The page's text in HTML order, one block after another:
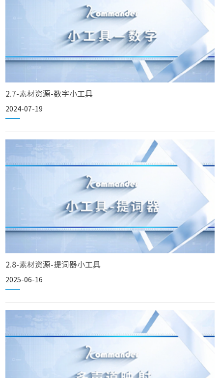
2.7-素材资源-数字小工具
2024-07-19
2.8-素材资源-提词器小工具
2025-06-16